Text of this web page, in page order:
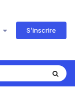
S’inscrire